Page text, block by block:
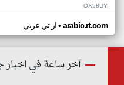
OX58UY
ار تي عربي• arabic.rt.com
أخر ساعة في اخبار